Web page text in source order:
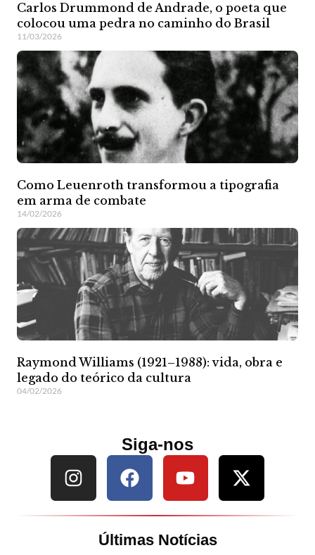
Carlos Drummond de Andrade, o poeta que
colocou uma pedra no caminho do Brasil
11/03/2026
Como Leuenroth transformou a tipografia
em arma de combate
14/02/2026
Raymond Williams (1921–1988): vida, obra e
legado do teórico da cultura
04/02/2026
Siga-nos
Últimas Notícias